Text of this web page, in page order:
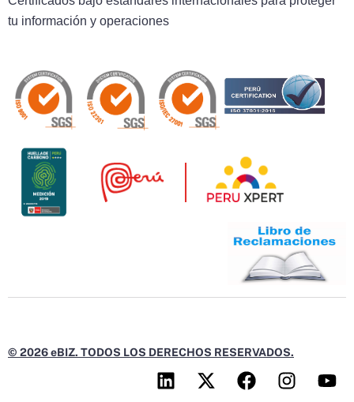
tu información y operaciones
© 2026 eBIZ. TODOS LOS DERECHOS RESERVADOS.
L
i
X
-
F
a
I
n
Y
o